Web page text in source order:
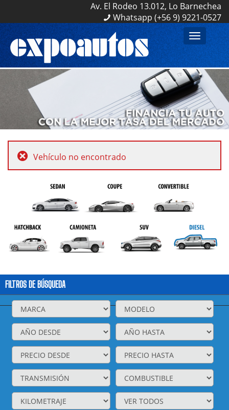
Av. El Rodeo 13.012, Lo Barnechea
Whatsapp (+56 9) 9221-0527
Av. El Rodeo 13.012, Lo Barnechea
Whatsapp (+56 9) 9221-0527
Toggle
navigation
Vehículo no encontrado
FILTROS DE BÚSQUEDA